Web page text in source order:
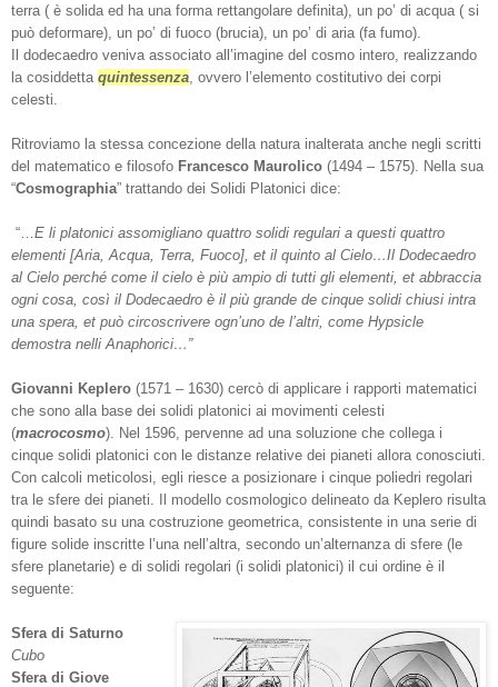
terra ( è solida ed ha una forma rettangolare definita), un po’ di acqua ( si
può deformare), un po’ di fuoco (brucia), un po’ di aria (fa fumo).
Il dodecaedro veniva associato all’imagine del cosmo intero, realizzando
la cosiddetta quintessenza , ovvero l’elemento costitutivo dei corpi
celesti.
Ritroviamo la stessa concezione della natura inalterata anche negli scritti
del matematico e filosofo Francesco Maurolico (1494 – 1575). Nella sua
“Cosmographia” trattando dei Solidi Platonici dice:
“… E li platonici assomigliano quattro solidi regulari a questi quattro
elementi [Aria, Acqua, Terra, Fuoco], et il quinto al Cielo…Il Dodecaedro
al Cielo perché come il cielo è più ampio di tutti gli elementi, et abbraccia
ogni cosa, così il Dodecaedro è il più grande de cinque solidi chiusi intra
una spera, et può circoscrivere ogn’uno de l’altri, come Hypsicle
demostra nelli Anaphorici…”
Giovanni Keplero (1571 – 1630) cercò di applicare i rapporti matematici
che sono alla base dei solidi platonici ai movimenti celesti
(macrocosmo). Nel 1596, pervenne ad una soluzione che collega i
cinque solidi platonici con le distanze relative dei pianeti allora conosciuti.
Con calcoli meticolosi, egli riesce a posizionare i cinque poliedri regolari
tra le sfere dei pianeti. Il modello cosmologico delineato da Keplero risulta
quindi basato su una costruzione geometrica, consistente in una serie di
figure solide inscritte l’una nell’altra, secondo un’alternanza di sfere (le
sfere planetarie) e di solidi regolari (i solidi platonici) il cui ordine è il
seguente:
Sfera di Saturno
Cubo
Sfera di Giove